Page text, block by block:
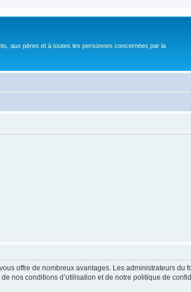
aux pères et à toutes les personnes concernées par la
offre de nombreux avantages. Les administrateurs
nos conditions d’utilisation et de notre politique de